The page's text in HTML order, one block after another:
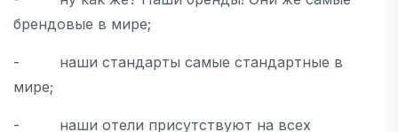
брендовые в мире;
- наши стандарты самые стандартные в
мире;
- наши отели присутствуют на всех